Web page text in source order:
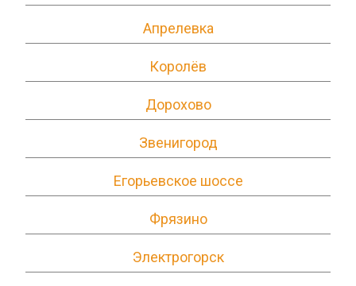
Апрелевка
Королёв
Дорохово
Звенигород
Егорьевское шоссе
Фрязино
Электрогорск